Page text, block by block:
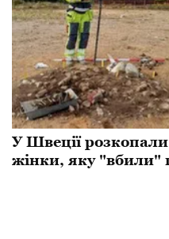
У Швеції
жінки, яку "вбили"